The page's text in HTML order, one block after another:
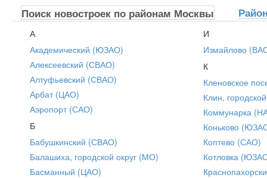
Поиск новостроек по районам Москвы
А
Академический (ЮЗАО)
Алексеевский (СВАО)
Алтуфьевский (СВАО)
Арбат (ЦАО)
Аэропорт (САО)
Б
Бабушкинский (СВАО)
Балашиха, городской округ (МО)
Басманный (ЦАО)
И
Измайлово
К
Кленовское
Клин,
Коммунарка
Коньково
Коптево (САО)
Котловка